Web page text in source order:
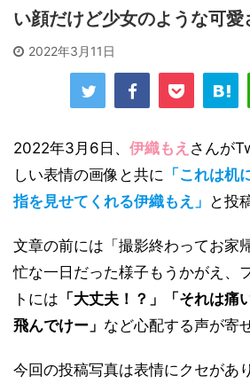
い顔だけど少女のような可愛
2022年3月11日
2022年3月6日、 伊織もえ さんが
しい表情の画像と共に 「これは机
指を見せてくれる伊織もえ」 と投
文章の前には「撮影終わってお家
忙な一日だった様子もうかがえ、
トには 「大丈夫！？」「それは痛
飛んでけー」 など心配する声が寄
今回の投稿写真は表情にクセがあ